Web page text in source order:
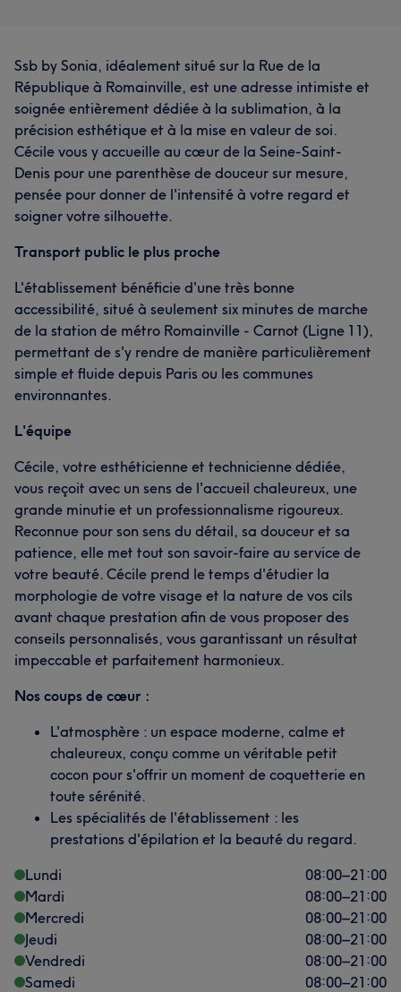
Ssb by Sonia, idéalement situé sur la Rue de la
République à Romainville, est une adresse intimiste et
soignée entièrement dédiée à la sublimation, à la
précision esthétique et à la mise en valeur de soi.
Cécile vous y accueille au cœur de la Seine-Saint-
Denis pour une parenthèse de douceur sur mesure,
pensée pour donner de l'intensité à votre regard et
soigner votre silhouette.
Transport public le plus proche
L'établissement bénéficie d'une très bonne
accessibilité, situé à seulement six minutes de marche
de la station de métro Romainville - Carnot (Ligne 11),
permettant de s'y rendre de manière particulièrement
simple et fluide depuis Paris ou les communes
environnantes.
L'équipe
Cécile, votre esthéticienne et technicienne dédiée,
vous reçoit avec un sens de l'accueil chaleureux, une
grande minutie et un professionnalisme rigoureux.
Reconnue pour son sens du détail, sa douceur et sa
patience, elle met tout son savoir-faire au service de
votre beauté. Cécile prend le temps d'étudier la
morphologie de votre visage et la nature de vos cils
avant chaque prestation afin de vous proposer des
conseils personnalisés, vous garantissant un résultat
impeccable et parfaitement harmonieux.
Nos coups de cœur :
L'atmosphère : un espace moderne, calme et
chaleureux, conçu comme un véritable petit
cocon pour s'offrir un moment de coquetterie en
toute sérénité.
Les spécialités de l'établissement : les
prestations d'épilation et la beauté du regard.
Lundi
08:00–21:00
Mardi
08:00–21:00
Mercredi
08:00–21:00
Jeudi
08:00–21:00
Vendredi
08:00–21:00
Samedi
08:00–21:00